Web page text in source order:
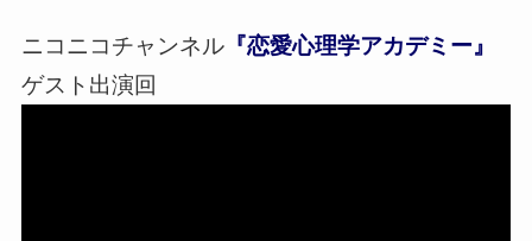
ニコニコチャンネル『恋愛心理学アカデミー』
ゲスト出演回